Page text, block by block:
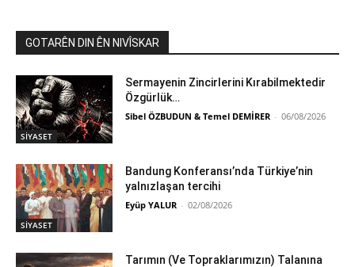
GOTARÊN DIN ÊN NIVÎSKAR
SİYASET
Sermayenin Zincirlerini Kırabilmektedir
Özgürlük…
Sibel ÖZBUDUN & Temel DEMİRER - 06/08/2026
SİYASET
Bandung Konferansı’nda Türkiye’nin
yalnızlaşan tercihi
Eyüp YALUR - 02/08/2026
Tarımın (Ve Topraklarımızın) Talanına